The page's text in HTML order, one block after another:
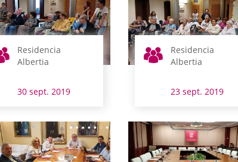
Residencia
Albertia
30 sept. 2019
Residencia
Albertia
23 sept. 2019